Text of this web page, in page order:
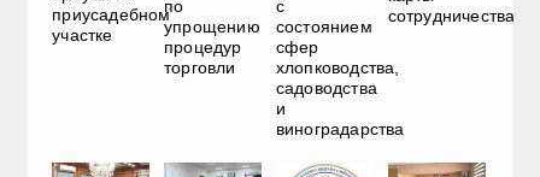
приусадебном
участке
по
упрощению
процедур
торговли
с
состоянием
сфер
хлопководства,
садоводства
и
виноградарства
сотрудничества